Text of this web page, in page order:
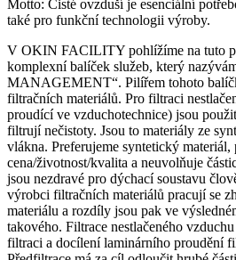
Motto: Čisté ovzduší je esenciální
také pro funkční technologii výroby.
V OKIN FACILITY pohlížíme na tuto
komplexní balíček služeb, který
MANAGEMENT“. Pilířem tohoto
filtračních materiálů. Pro filtraci
proudící ve vzduchotechnice) jsou
filtrují nečistoty. Jsou to materiály ze
vlákna. Preferujeme syntetický materiál,
cena/životnost/kvalita a neuvolňuje
jsou nezdravé pro dýchací soustavu
výrobci filtračních materiálů pracují se
materiálu a rozdíly jsou pak ve
takového. Filtrace nestlačeného
filtraci a docílení laminárního proudění